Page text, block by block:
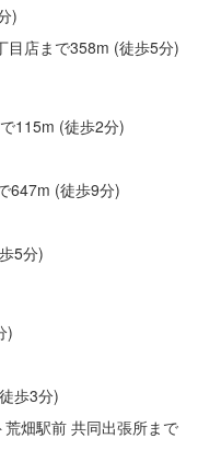
)
目店まで358m (徒歩5分)
115m (徒歩2分)
647m (徒歩9分)
5分)
)
歩3分)
畑駅前 共同出張所まで